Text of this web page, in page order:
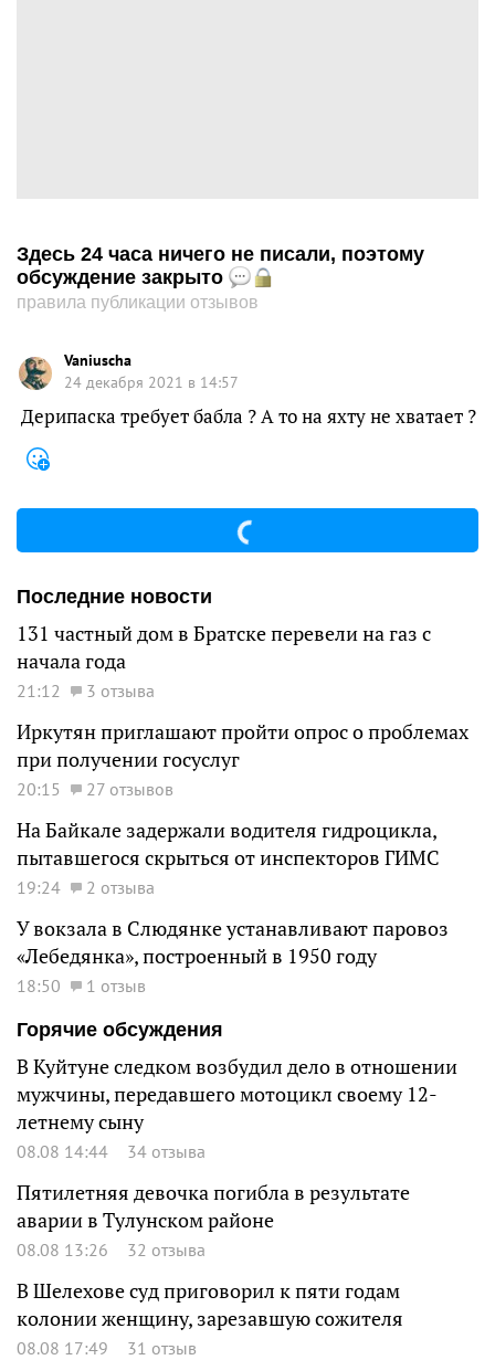
Здесь 24 часа ничего не писали, поэтому
обсуждение закрыто
правила публикации отзывов
Vaniuscha
24 декабря 2021 в 14:57
Дерипаска требует бабла ? А то на яхту не хватает ?
Последние новости
131 частный дом в Братске перевели на газ с
начала года
21:12 3 отзыва
Иркутян приглашают пройти опрос о проблемах
при получении госуслуг
20:15 27 отзывов
На Байкале задержали водителя гидроцикла,
пытавшегося скрыться от инспекторов ГИМС
19:24 2 отзыва
У вокзала в Слюдянке устанавливают паровоз
«Лебедянка», построенный в 1950 году
18:50
1 отзыв
Горячие обсуждения
В Куйтуне следком возбудил дело в отношении
мужчины, передавшего мотоцикл своему 12-
летнему сыну
08.08 14:44 34 отзыва
Пятилетняя девочка погибла в результате
аварии в Тулунском районе
08.08 13:26 32 отзыва
В Шелехове суд приговорил к пяти годам
колонии женщину, зарезавшую сожителя
08.08 17:49 31 отзыв